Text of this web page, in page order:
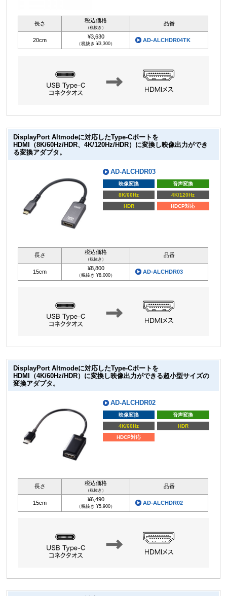
長さ 税込価格
（税抜き）
品番
20cm
¥3,630
（税抜き ¥3,300）
AD-ALCHDR04TK
DisplayPort Altmodeに対応したType-Cポートを
HDMI（8K/60Hz/HDR、4K/120Hz/HDR）に変換し映像出力ができ
る変換アダプタ。
AD-ALCHDR03
映像変換
音声変換
8K/60Hz
4K/120Hz
HDR
HDCP対応
長さ 税込価格
（税抜き）
品番
15cm
¥8,800
（税抜き ¥8,000）
AD-ALCHDR03
DisplayPort Altmodeに対応したType-Cポートを
HDMI（4K/60Hz/HDR）に変換し映像出力ができる超小型サイズの
変換アダプタ。
AD-ALCHDR02
映像変換
音声変換
4K/60Hz
HDR
HDCP対応
長さ 税込価格
（税抜き）
品番
15cm
¥6,490
（税抜き ¥5,900）
AD-ALCHDR02